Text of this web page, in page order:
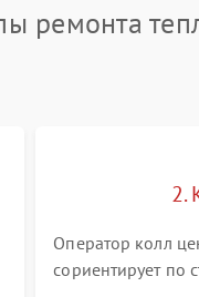
автоматического
короткого замыкания
ремонта
2.
Оператор колл
сориентирует по